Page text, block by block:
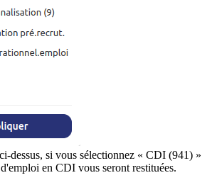
dessus, si vous sélectionnez « CDI (941) »
en CDI vous seront restituées.